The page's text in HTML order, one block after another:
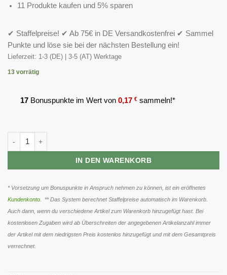
11 Produkte kaufen und 5% sparen
✔ Staffelpreise! ✔ Ab 75€ in DE Versandkostenfrei ✔ Sammel
Punkte und löse sie bei der nächsten Bestellung ein!
Lieferzeit: 1-3 (DE) | 3-5 (AT) Werktage
13 vorrätig
17 Bonuspunkte im Wert von 0,17 € sammeln!*
ProFuel Zink Bisclycinat hochdosiert 365 Tabletten Menge
IN DEN WARENKORB
* Vorsetzung um Bonuspunkte in Anspruch nehmen zu können, ist ein eröffnetes
Kundenkonto . ** Das System berechnet Staffelpreise automatisch im Warenkorb.
Auch dann, wenn du verschiedene Artikel zum Warenkorb hinzugefügt hast. Bei
kostenlosen Zugaben wird ab Überschreiten der angegebenen Artikelanzahl immer
der Artikel mit dem niedrigsten Preis kostenlos hinzugefügt und mit dem Gesamtpreis
verrechnet.